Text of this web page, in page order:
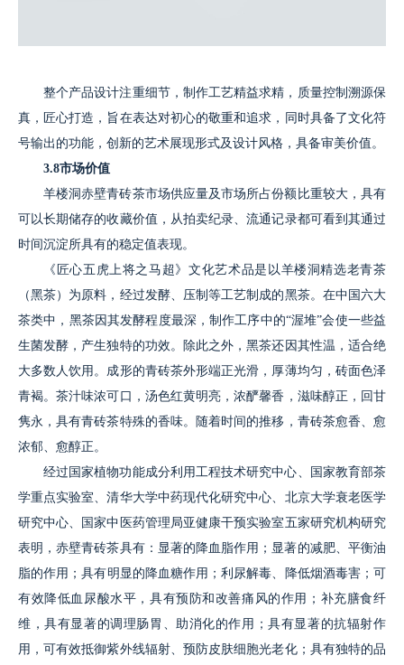
整个产品设计注重细节，制作工艺精益求精，质量控制溯源保
真，匠心打造，旨在表达对初心的敬重和追求，同时具备了文化符
号输出的功能，创新的艺术展现形式及设计风格，具备审美价值。
3.8市场价值
羊楼洞赤壁青砖茶市场供应量及市场所占份额比重较大，具有
可以长期储存的收藏价值，从拍卖纪录、流通记录都可看到其通过
时间沉淀所具有的稳定值表现。
《匠心五虎上将之马超》文化艺术品是以羊楼洞精选老青茶
（黑茶）为原料，经过发酵、压制等工艺制成的黑茶。在中国六大
茶类中，黑茶因其发酵程度最深，制作工序中的“渥堆”会使一些益
生菌发酵，产生独特的功效。除此之外，黑茶还因其性温，适合绝
大多数人饮用。成形的青砖茶外形端正光滑，厚薄均匀，砖面色泽
青褐。茶汁味浓可口，汤色红黄明亮，浓酽馨香，滋味醇正，回甘
隽永，具有青砖茶特殊的香味。随着时间的推移，青砖茶愈香、愈
浓郁、愈醇正。
经过国家植物功能成分利用工程技术研究中心、国家教育部茶
学重点实验室、清华大学中药现代化研究中心、北京大学衰老医学
研究中心、国家中医药管理局亚健康干预实验室五家研究机构研究
表明，赤壁青砖茶具有：显著的降血脂作用；显著的减肥、平衡油
脂的作用；具有明显的降血糖作用；利尿解毒、降低烟酒毒害；可
有效降低血尿酸水平，具有预防和改善痛风的作用；补充膳食纤
维，具有显著的调理肠胃、助消化的作用；具有显著的抗辐射作
用，可有效抵御紫外线辐射、预防皮肤细胞光老化；具有独特的品